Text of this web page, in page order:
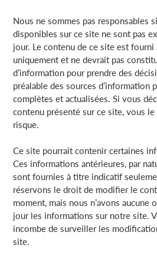
Nous ne sommes pas responsables
disponibles sur ce site ne sont pas
jour. Le contenu de ce site est
uniquement et ne devrait pas
d’information pour prendre des
préalable des sources d’information
complètes et actualisées. Si vous
contenu présenté sur ce site, vous
risque.
Ce site pourrait contenir certaines
Ces informations antérieures, par
sont fournies à titre indicatif
réservons le droit de modifier le
moment, mais nous n’avons aucune
jour les informations sur notre site.
incombe de surveiller les
site.